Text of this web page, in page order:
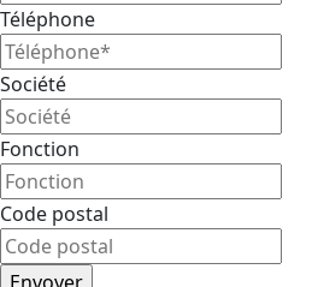
Téléphone
Société
Fonction
Code postal